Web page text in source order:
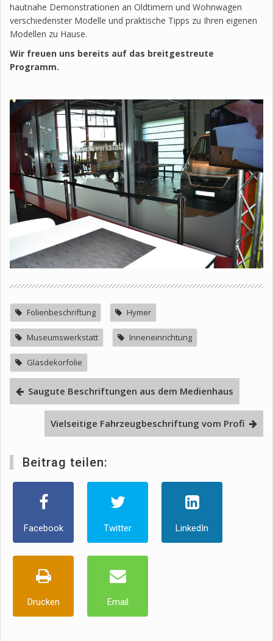
hautnahe Demonstrationen an Oldtimern und Wohnwagen
verschiedenster Modelle und praktische Tipps zu Ihren eigenen
Modellen zu Hause.
Wir freuen uns bereits auf das breitgestreute
Programm.
Folienbeschriftung Hymer
Museumswerkstatt Inneneinrichtung
Glasdekorfolie
Saugute Beschriftungen aus dem Medienhaus
Vielseitige Fahrzeugbeschriftung vom Profi
Beitrag teilen:
Facebook Twitter LinkedIn
Drucken Email